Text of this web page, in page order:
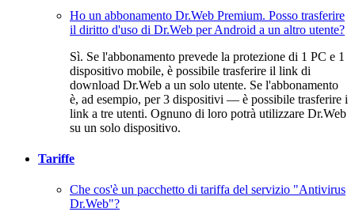
Ho un abbonamento Dr.Web Premium. Posso trasferire
il diritto d'uso di Dr.Web per Android a un altro utente?
Sì. Se l'abbonamento prevede la protezione di 1 PC e 1
dispositivo mobile, è possibile trasferire il link di
download Dr.Web a un solo utente. Se l'abbonamento
è, ad esempio, per 3 dispositivi — è possibile trasferire i
link a tre utenti. Ognuno di loro potrà utilizzare Dr.Web
su un solo dispositivo.
Tariffe
Che cos'è un pacchetto di tariffa del servizio "Antivirus
Dr.Web"?